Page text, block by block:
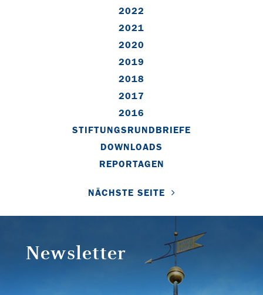
2022
2021
2020
2019
2018
2017
2016
STIFTUNGSRUNDBRIEFE
DOWNLOADS
REPORTAGEN
NÄCHSTE SEITE
Newsletter